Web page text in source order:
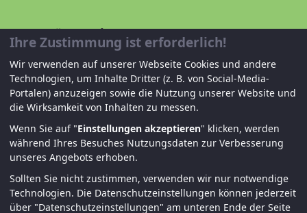
Unterstützen Sie uns!
Mitglied werden
Spenden und helfen
Ihre Zustimmung ist erforderlich!
Wir verwenden auf unserer Webseite Cookies und andere
Technologien, um Inhalte Dritter (z. B. von Social-Media-
Portalen) anzuzeigen sowie die Nutzung unserer Website und
die Wirksamkeit von Inhalten zu messen.
Wenn Sie auf "Einstellungen akzeptieren" klicken, werden
während Ihres Besuches Nutzungsdaten zur Verbesserung
unseres Angebots erhoben.
Sollten Sie nicht zustimmen, verwenden wir nur notwendige
Technologien. Die Datenschutzeinstellungen können jederzeit
über "Datenschutzeinstellungen" am unteren Ende der Seite